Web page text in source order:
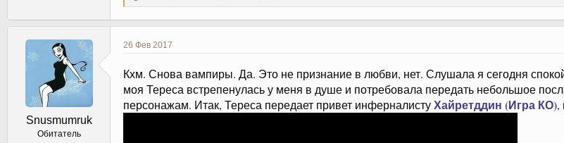
к
и
Snusmumruk
Обитатель
26 Фев 2017
Кхм. Снова вампиры. Да. Это не признание в любви, нет. Слушала я сегодня
моя Тереса встрепенулась у меня в душе и потребовала передать небольшое
персонажам. Итак, Тереса передает привет инферналистуХайретддин (Игра КО),